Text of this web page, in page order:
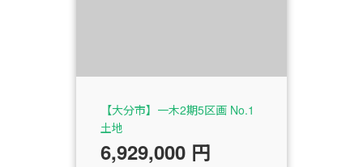
【大分市】一木2期5区画 No.1
土地
6,929,000 円